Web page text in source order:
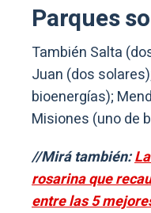
Parques
También Salta
Juan (dos
bioenergías);
Misiones (uno de
//Mirá también:
rosarina que
entre las 5